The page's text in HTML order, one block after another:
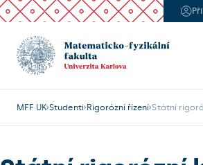
MFF UK Studenti Rigorózní řízení Státní